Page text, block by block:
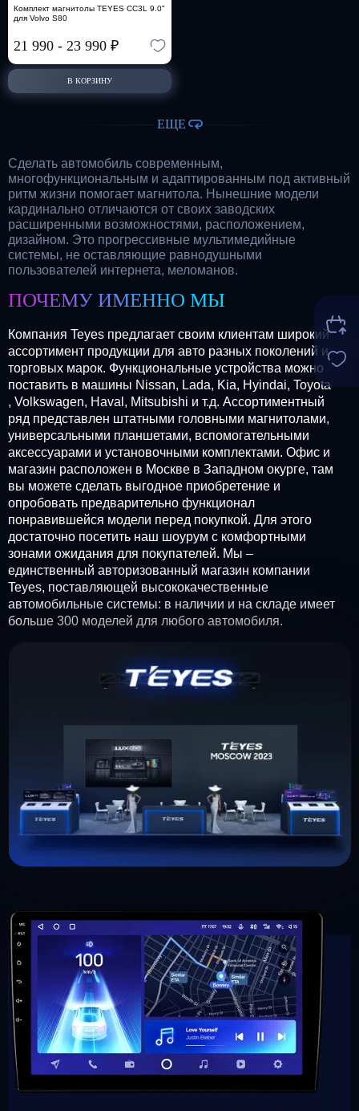
Комплект магнитолы TEYES CC3L 9.0"
для Volvo S80
21 990 - 23 990 ₽
В КОРЗИНУ
ЕЩЕ
Сделать автомобиль современным,
многофункциональным и адаптированным под активный
ритм жизни помогает магнитола. Нынешние модели
кардинально отличаются от своих заводских
расширенными возможностями, расположением,
дизайном. Это прогрессивные мультимедийные
системы, не оставляющие равнодушными
пользователей интернета, меломанов.
ПОЧЕМУ ИМЕННО МЫ
Компания Teyes предлагает своим клиентам широкий
ассортимент продукции для авто разных поколений и
торговых марок. Функциональные устройства можно
поставить в машины Nissan, Lada, Kia, Hyindai, Toyota
, Volkswagen, Haval, Mitsubishi и т.д. Ассортиментный
ряд представлен штатными головными магнитолами,
универсальными планшетами, вспомогательными
аксессуарами и установочными комплектами. Офис и
магазин расположен в Москве в Западном окурге, там
вы можете сделать выгодное приобретение и
опробовать предварительно функционал
понравившейся модели перед покупкой. Для этого
достаточно посетить наш шоурум с комфортными
зонами ожидания для покупателей. Мы –
единственный авторизованный магазин компании
Teyes, поставляющей высококачественные
автомобильные системы: в наличии и на складе имеет
больше 300 моделей для любого автомобиля.